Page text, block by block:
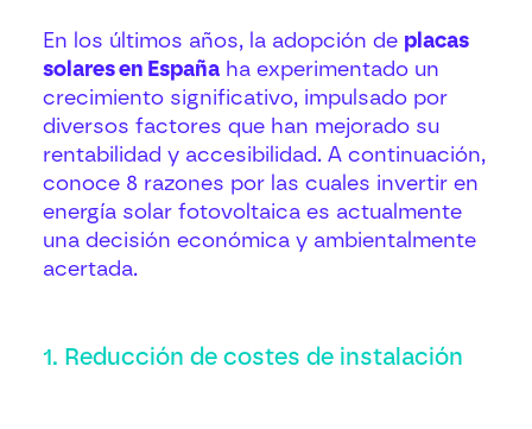
En los últimos años, la adopción de placas
solares en España ha experimentado un
crecimiento significativo, impulsado por
diversos factores que han mejorado su
rentabilidad y accesibilidad. A continuación,
conoce 8 razones por las cuales invertir en
energía solar fotovoltaica es actualmente
una decisión económica y ambientalmente
acertada.
1. Reducción de costes de instalación